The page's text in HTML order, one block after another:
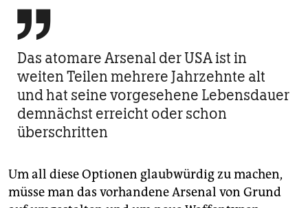

Das atomare Arsenal der USA ist in
weiten Teilen mehrere Jahrzehnte alt
und hat seine vorgesehene Lebensdauer
demnächst erreicht oder schon
überschritten
Um all diese Optionen glaubwürdig zu machen,
müsse man das vorhandene Arsenal von Grund